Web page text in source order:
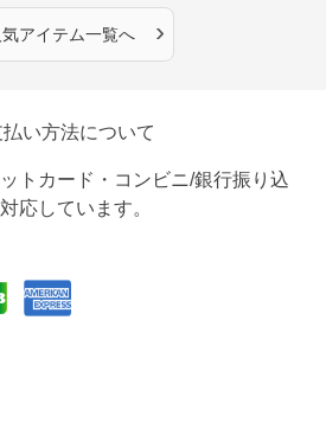
気アイテム一覧へ ›
払い方法について
トカード・コンビニ/銀行振り込
応しています。